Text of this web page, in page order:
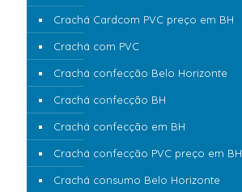
Crachá Cardcom PVC preço em BH
Crachá com PVC
Crachá confecção Belo Horizonte
Crachá confecção BH
Crachá confecção em BH
Crachá confecção PVC preço em BH
Crachá consumo Belo Horizonte